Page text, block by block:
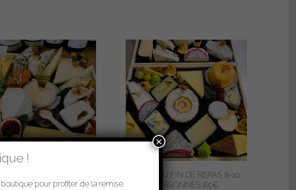
PERSONNES 50€
PLATEAU FIN DE REPAS 8-10
PERSONNES 65€
!
pour profiter de la remise.
×